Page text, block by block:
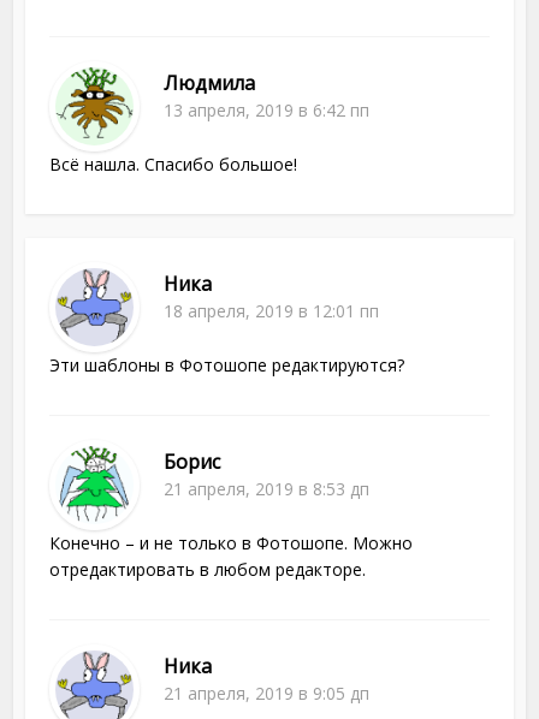
Людмила
13 апреля, 2019 в 6:42 пп
Всё нашла. Спасибо большое!
Ника
18 апреля, 2019 в 12:01 пп
Эти шаблоны в Фотошопе редактируются?
Борис
21 апреля, 2019 в 8:53 дп
Конечно – и не только в Фотошопе. Можно
отредактировать в любом редакторе.
Ника
21 апреля, 2019 в 9:05 дп